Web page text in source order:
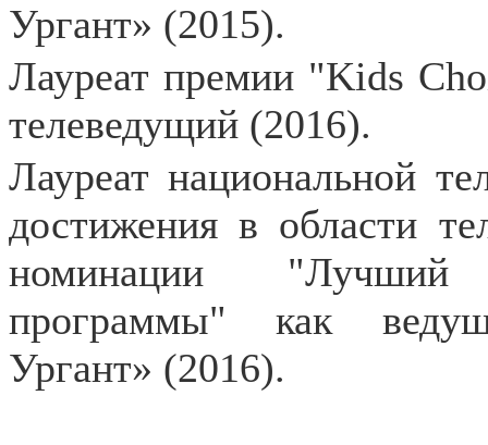
Ургант» (2015).
Лауреат премии "Kids
телеведущий (2016).
Лауреат национальной
достижения в области
номинации "Лучший
программы" как
Ургант» (2016).